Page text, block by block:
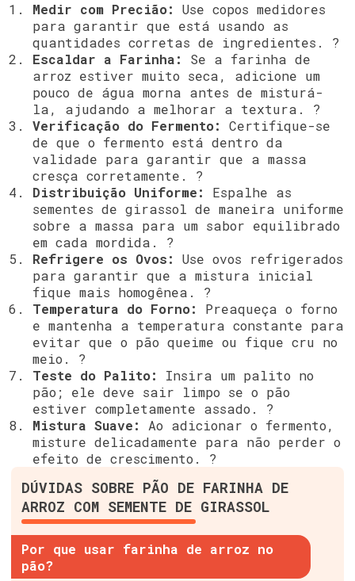
Medir com Precião:
Use copos medidores
para garantir que está usando as
quantidades corretas de ingredientes. ?
Escaldar a Farinha:
Se a farinha de
arroz estiver muito seca, adicione um
pouco de água morna antes de misturá-
la, ajudando a melhorar a textura. ?
Verificação do Fermento:
Certifique-se
de que o fermento está dentro da
validade para garantir que a massa
cresça corretamente. ?
Distribuição Uniforme:
Espalhe as
sementes de girassol de maneira uniforme
sobre a massa para um sabor equilibrado
em cada mordida. ?
Refrigere os Ovos:
Use ovos refrigerados
para garantir que a mistura inicial
fique mais homogênea. ?
Temperatura do Forno:
Preaqueça o forno
e mantenha a temperatura constante para
evitar que o pão queime ou fique cru no
meio. ?
Teste do Palito:
Insira um palito no
pão; ele deve sair limpo se o pão
estiver completamente assado. ?
Mistura Suave:
Ao adicionar o fermento,
misture delicadamente para não perder o
efeito de crescimento. ?
DÚVIDAS SOBRE PÃO DE FARINHA DE
ARROZ COM SEMENTE DE GIRASSOL
Por que usar farinha de arroz no
pão?